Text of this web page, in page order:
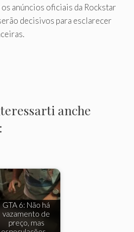
anúncios oficiais da Rockstar
decisivos para esclarecer
anche
GTA 6: Não há
vazamento de
preço, mas